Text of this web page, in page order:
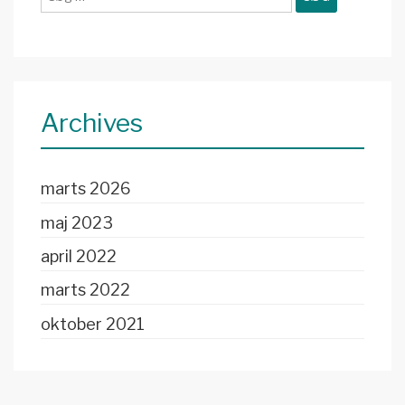
Archives
marts 2026
maj 2023
april 2022
marts 2022
oktober 2021